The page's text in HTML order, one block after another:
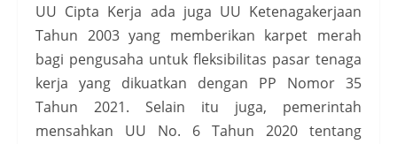
UU Cipta Kerja ada juga UU Ketenagakerjaan
Tahun 2003 yang memberikan karpet merah
bagi pengusaha untuk fleksibilitas pasar tenaga
kerja yang dikuatkan dengan PP Nomor 35
Tahun 2021. Selain itu juga, pemerintah
mensahkan UU No. 6 Tahun 2020 tentang